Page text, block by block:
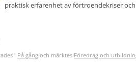
praktisk erfarenhet av förtroendekriser
i På gång och märktes Föredrag och